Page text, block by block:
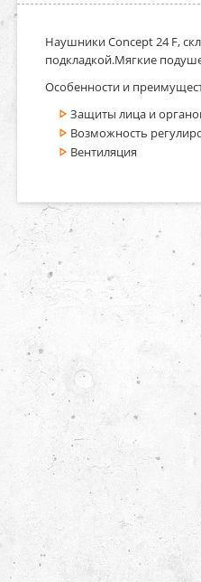
Наушники Concept 24 F,
подкладкой.Мягкие
Особенности и
Защиты лица и
Возможность
Вентиляция